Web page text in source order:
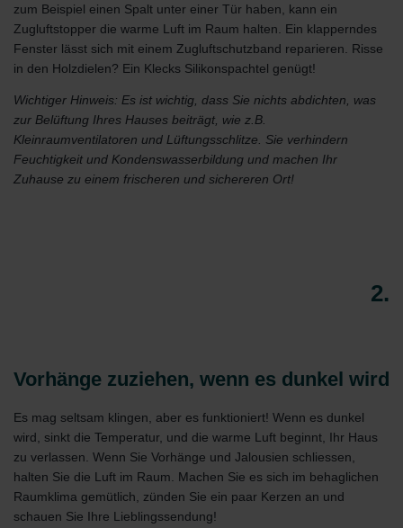
zum Beispiel einen Spalt unter einer Tür haben, kann ein
Zugluftstopper die warme Luft im Raum halten. Ein klapperndes
Fenster lässt sich mit einem Zugluftschutzband reparieren. Risse
in den Holzdielen? Ein Klecks Silikonspachtel genügt!
Wichtiger Hinweis: Es ist wichtig, dass Sie nichts abdichten, was
zur Belüftung Ihres Hauses beiträgt, wie z.B.
Kleinraumventilatoren und Lüftungsschlitze. Sie verhindern
Feuchtigkeit und Kondenswasserbildung und machen Ihr
Zuhause zu einem frischeren und sichereren Ort!
2.
Vorhänge zuziehen, wenn es dunkel wird
Es mag seltsam klingen, aber es funktioniert! Wenn es dunkel
wird, sinkt die Temperatur, und die warme Luft beginnt, Ihr Haus
zu verlassen. Wenn Sie Vorhänge und Jalousien schliessen,
halten Sie die Luft im Raum. Machen Sie es sich im behaglichen
Raumklima gemütlich, zünden Sie ein paar Kerzen an und
schauen Sie Ihre Lieblingssendung!